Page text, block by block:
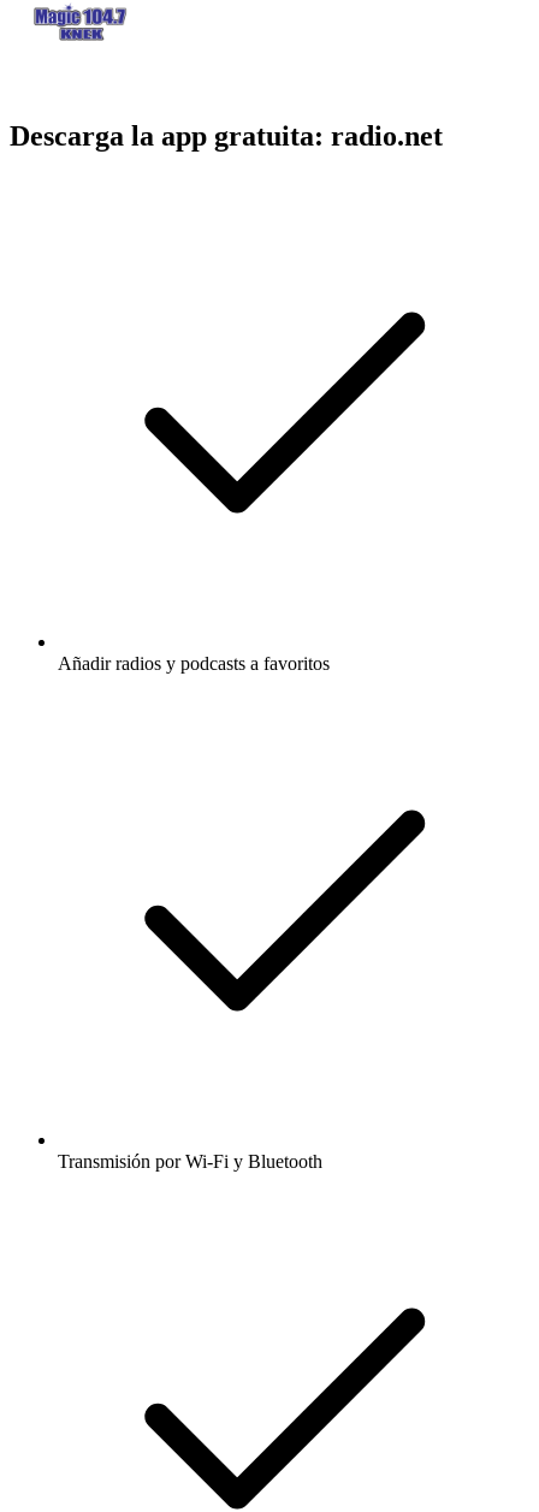
Descarga la app gratuita: radio.net
Añadir radios y podcasts a favoritos
Transmisión por Wi-Fi y Bluetooth